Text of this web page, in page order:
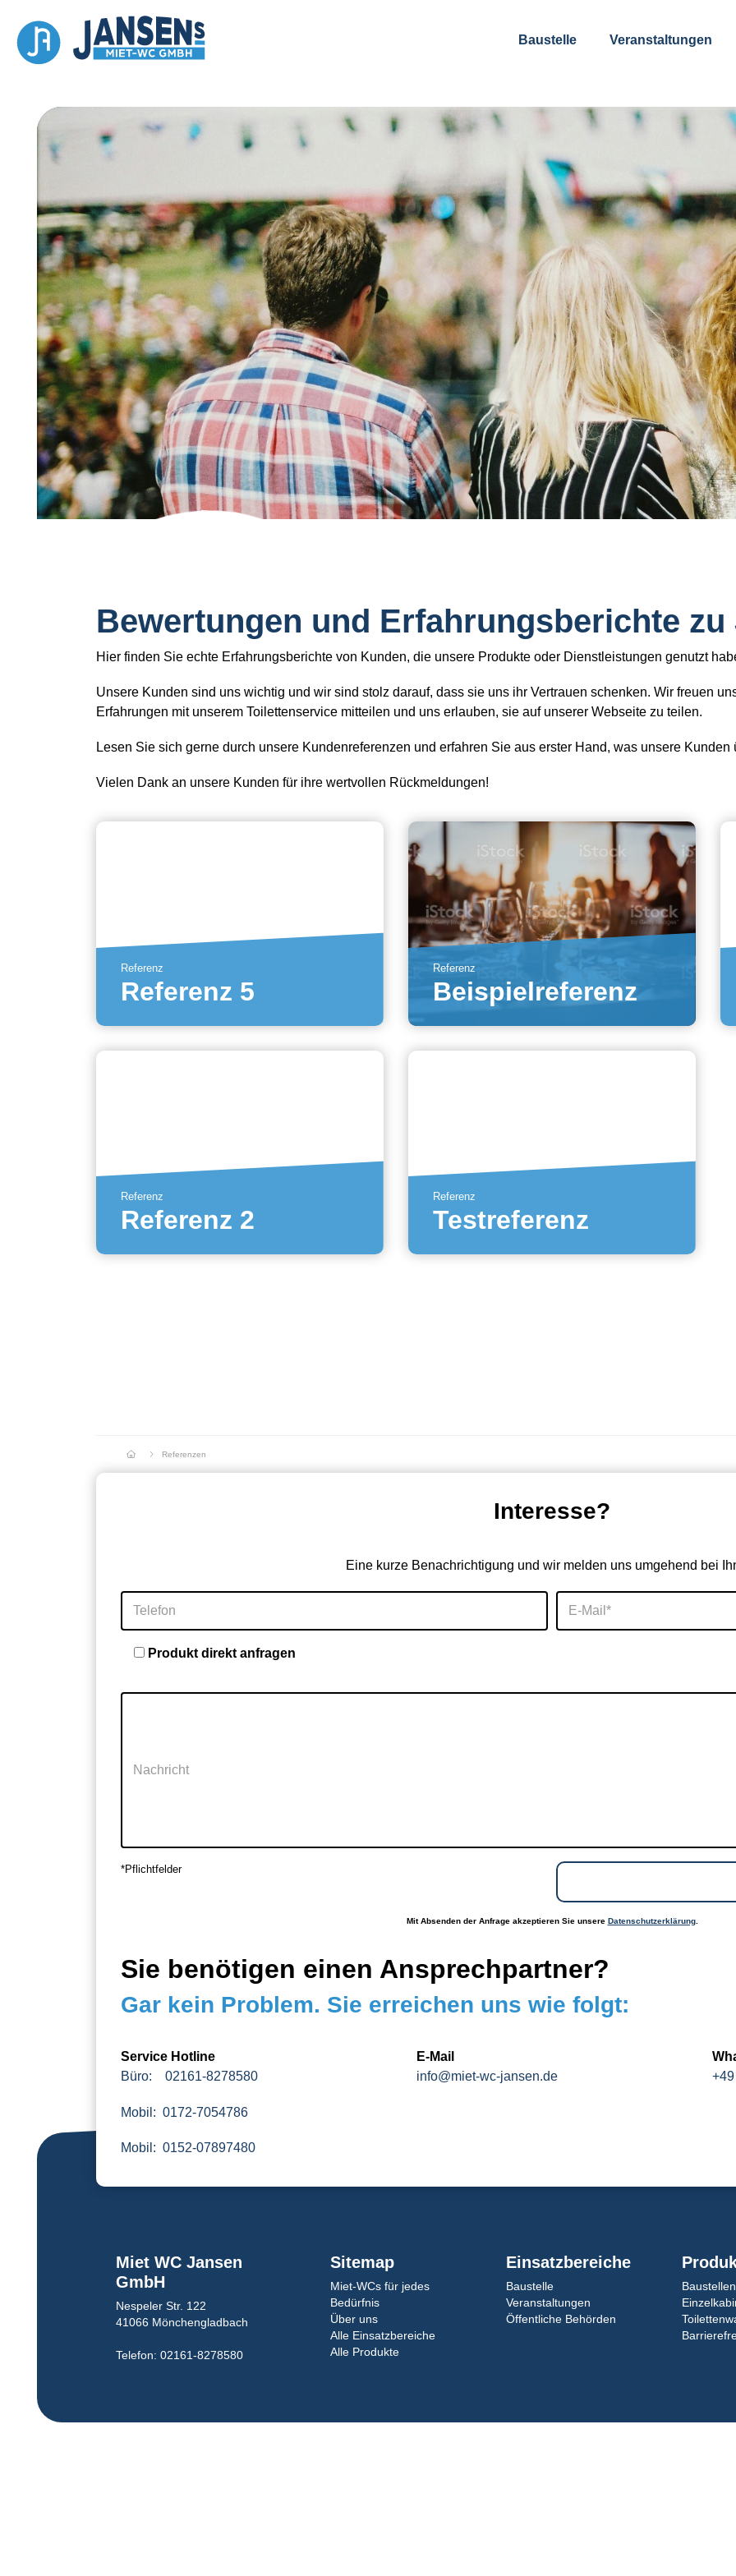
Bewertungen und Erfahrungsberichte zu
Hier finden Sie echte Erfahrungsberichte von Kunden, die unsere Produkte oder Dienstleistungen genutzt
Unsere Kunden sind uns wichtig und wir sind stolz darauf, dass sie uns ihr Vertrauen schenken. Wir freuen
Erfahrungen mit unserem Toilettenservice mitteilen und uns erlauben, sie auf unserer Webseite zu teilen.
Lesen Sie sich gerne durch unsere Kundenreferenzen und erfahren Sie aus erster Hand, was unsere Kunden
Vielen Dank an unsere Kunden für ihre wertvollen Rückmeldungen!
Referenz
Referenz 5
Referenz
Beispielreferenz
Referenz
Referenz 2
Referenz
Testreferenz
Referenzen
Interesse?
Eine kurze Benachrichtigung und wir melden uns umgehend bei
Telefon E-Mail*
Produkt direkt anfragen
Nachricht
*Pflichtfelder
Mit Absenden der Anfrage akzeptieren Sie unsere Datenschutzerklärung.
Sie benötigen einen Ansprechpartner?
Gar kein Problem. Sie erreichen uns wie folgt:
Service Hotline
Büro: 02161-8278580
Mobil: 0172-7054786
Mobil: 0152-07897480
E-Mail
info@miet-wc-jansen.de
Miet WC Jansen
GmbH
Nespeler Str. 122
41066 Mönchengladbach
Telefon: 02161-8278580
Sitemap
Miet-WCs für jedes
Bedürfnis
Über uns
Alle Einsatzbereiche
Alle Produkte
Einsatzbereiche
Baustelle
Veranstaltungen
Öffentliche Behörden
Baustelle Veranstaltungen